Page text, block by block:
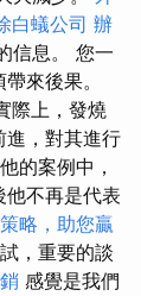
白蟻公司 辦
信息。 您一
來後果。
際上，發燒
進，對其進行
的案例中，
不再是代表
略，助您贏
，重要的談
感覺是我們